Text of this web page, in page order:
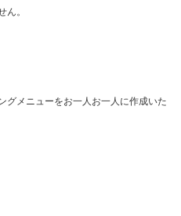
ん。
グメニューをお一人お一人に作成いた